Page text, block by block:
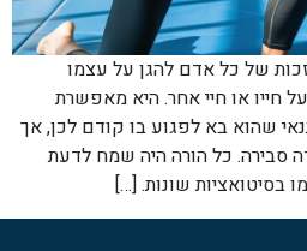
של כל אדם להגן על עצמו
חייו או חיי אחר. היא מאפשרת
שהוא בא לפגוע בו קודם לכן, אך
סבירה. כל הורה היה שמח לדעת
בסיטואציות שונות. […]